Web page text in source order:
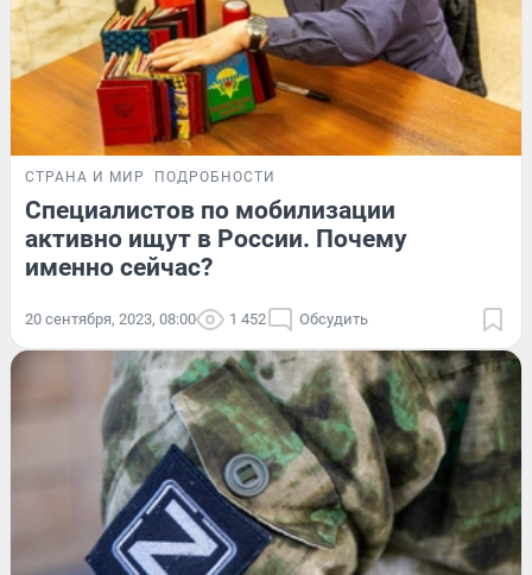
СТРАНА И МИР ПОДРОБНОСТИ
Специалистов по мобилизации
активно ищут в России. Почему
именно сейчас?
20 сентября, 2023, 08:00 1 452 Обсудить